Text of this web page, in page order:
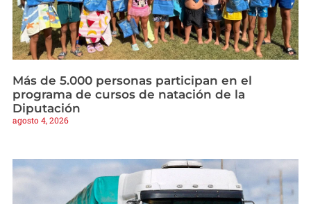
Más de 5.000 personas participan en el
programa de cursos de natación de la
Diputación
agosto 4, 2026